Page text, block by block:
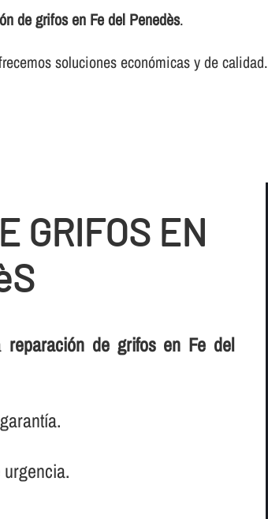
de grifos en Fe del Penedès.
soluciones económicas y de calidad.
GRIFOS EN
reparación de grifos en Fe del